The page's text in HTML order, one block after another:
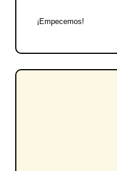
¡Empecemos!